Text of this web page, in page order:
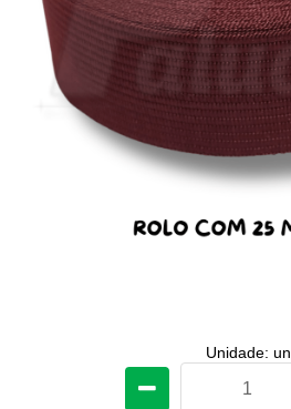
Unidade: un